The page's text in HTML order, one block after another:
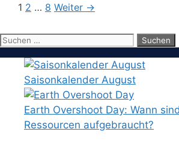
Seite
1 Seite
2 … Seite
8 Weiter →
Suchen
Saisonkalender August
Earth Overshoot Day: Wann
Ressourcen aufgebraucht?